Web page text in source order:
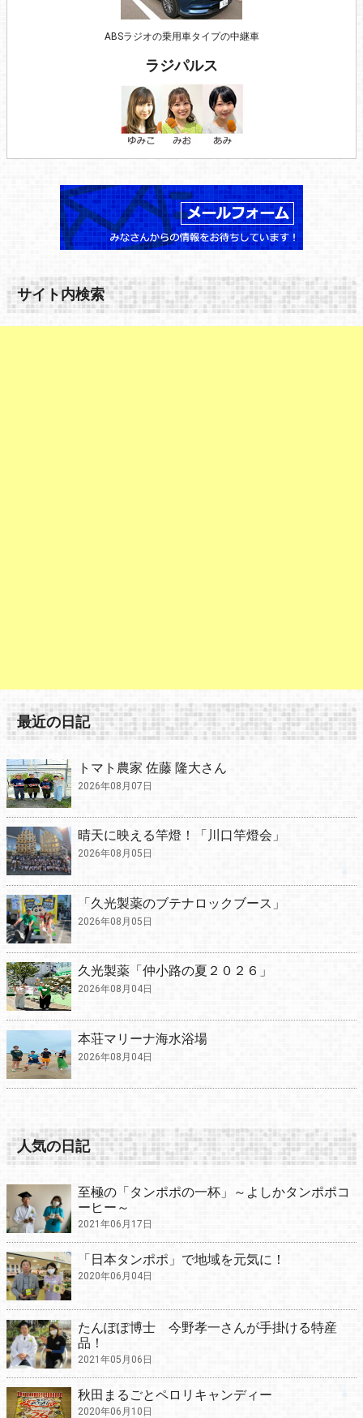
ABSラジオの乗用車タイプの中継車
ラジパルス
サイト内検索
最近の日記
トマト農家 佐藤 隆大さん
2026年08月07日
晴天に映える竿燈！「川口竿燈会」
2026年08月05日
「久光製薬のブテナロックブース」
2026年08月05日
久光製薬「仲小路の夏２０２６」
2026年08月04日
本荘マリーナ海水浴場
2026年08月04日
人気の日記
至極の「タンポポの一杯」～よしかタンポポコ
ーヒー～
2021年06月17日
「日本タンポポ」で地域を元気に！
2020年06月04日
たんぽぽ博士 今野孝一さんが手掛ける特産
品！
2021年05月06日
秋田まるごとペロリキャンディー
2020年06月10日